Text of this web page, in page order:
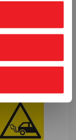
I DETTE OM -